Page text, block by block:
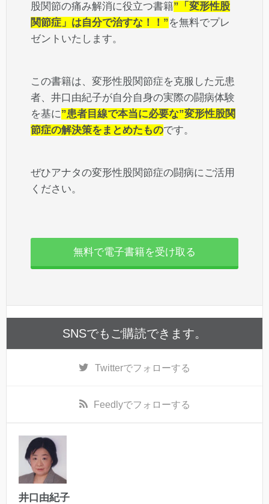
股関節の痛み解消に役立つ書籍”「変形性股
関節症」は自分で治すな！！”を無料でプレ
ゼントいたします。
この書籍は、変形性股関節症を克服した元患
者、井口由紀子が自分自身の実際の闘病体験
を基に”患者目線で本当に必要な”変形性股関
節症の解決策をまとめたものです。
ぜひアナタの変形性股関節症の闘病にご活用
ください。
無料で電子書籍を受け取る
SNSでもご購読できます。
Twitterでフォローする
Feedlyでフォローする
井口由紀子